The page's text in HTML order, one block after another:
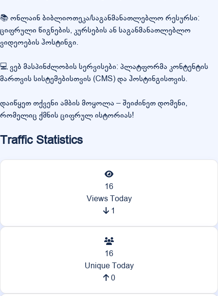
📚 ონლაინ ბიბლიოთეკა/საგანმანათლებლო რესურსი:
ციფრული წიგნების, კურსების ან საგანმანათლებლო
ვიდეოების ჰოსტინგი.
💻 ვებ მასპინძლობის სერვისები: პლატფორმა კონტენტის
მართვის სისტემებისთვის (CMS) და ჰოსტინგისთვის.
დაიწყეთ თქვენი ამბის მოყოლა – შეიძინეთ დომენი,
რომელიც ქმნის ციფრულ ისტორიას!
Traffic Statistics
16
Views Today
1
16
Unique Today
0